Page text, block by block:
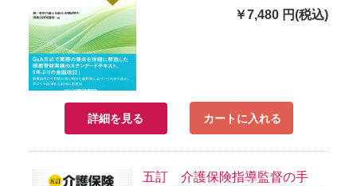
￥7,480 円(税込)
詳細を見る カートに入れる
五訂 介護保険指導監督の手